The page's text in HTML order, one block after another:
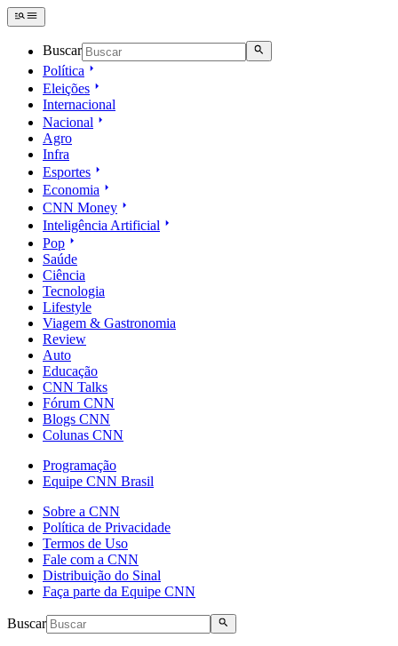
Buscar
Política
Eleições
Internacional
Nacional
Agro
Infra
Esportes
Economia
CNN Money
Inteligência Artificial
Pop
Saúde
Ciência
Tecnologia
Lifestyle
Viagem & Gastronomia
Review
Auto
Educação
CNN Talks
Fórum CNN
Blogs CNN
Colunas CNN
Programação
Equipe CNN Brasil
Sobre a CNN
Política de Privacidade
Termos de Uso
Fale com a CNN
Distribuição do Sinal
Faça parte da Equipe CNN
Buscar